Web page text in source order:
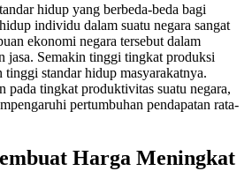
hidup yang berbeda-beda bagi
individu dalam suatu negara sangat
ekonomi negara tersebut dalam
jasa. Semakin tinggi tingkat produksi
tinggi standar hidup masyarakatnya.
pada tingkat produktivitas suatu negara,
pertumbuhan pendapatan rata-
Harga Meningkat